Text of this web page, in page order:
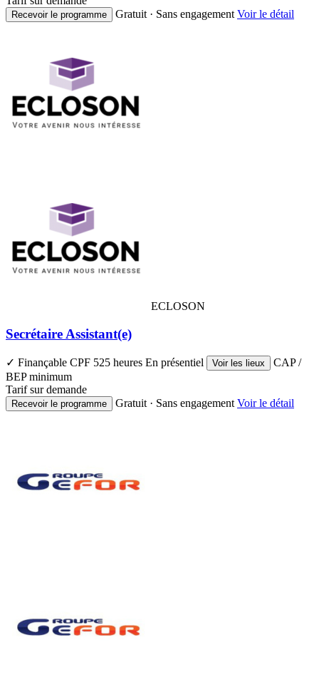
Recevoir le programme Gratuit · Sans engagement Voir le détail
ECLOSON
Secrétaire Assistant(e)
✓ Finançable CPF 525 heures En présentiel Voir les lieux
CAP /
BEP minimum
Tarif sur demande
Recevoir le programme Gratuit · Sans engagement Voir le détail